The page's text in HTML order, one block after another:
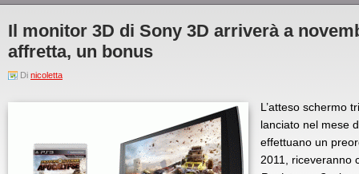
Il monitor 3D di Sony 3D arriverà a
affretta, un bonus
Di nicoletta
L’atteso schermo
lanciato nel mese
effettuano un
2011, riceveranno